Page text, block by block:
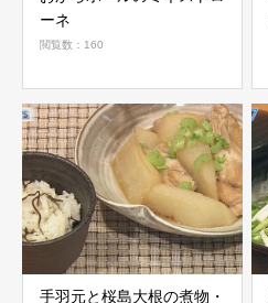
ーネ
閲覧数：160
手羽元と桜島大根の煮物・